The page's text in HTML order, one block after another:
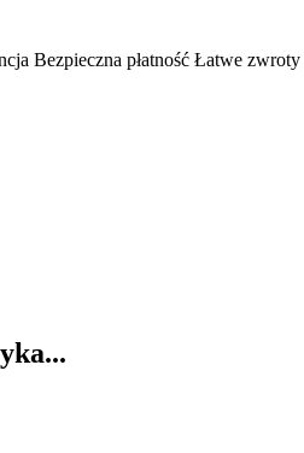
Bezpieczna płatność Łatwe zwroty